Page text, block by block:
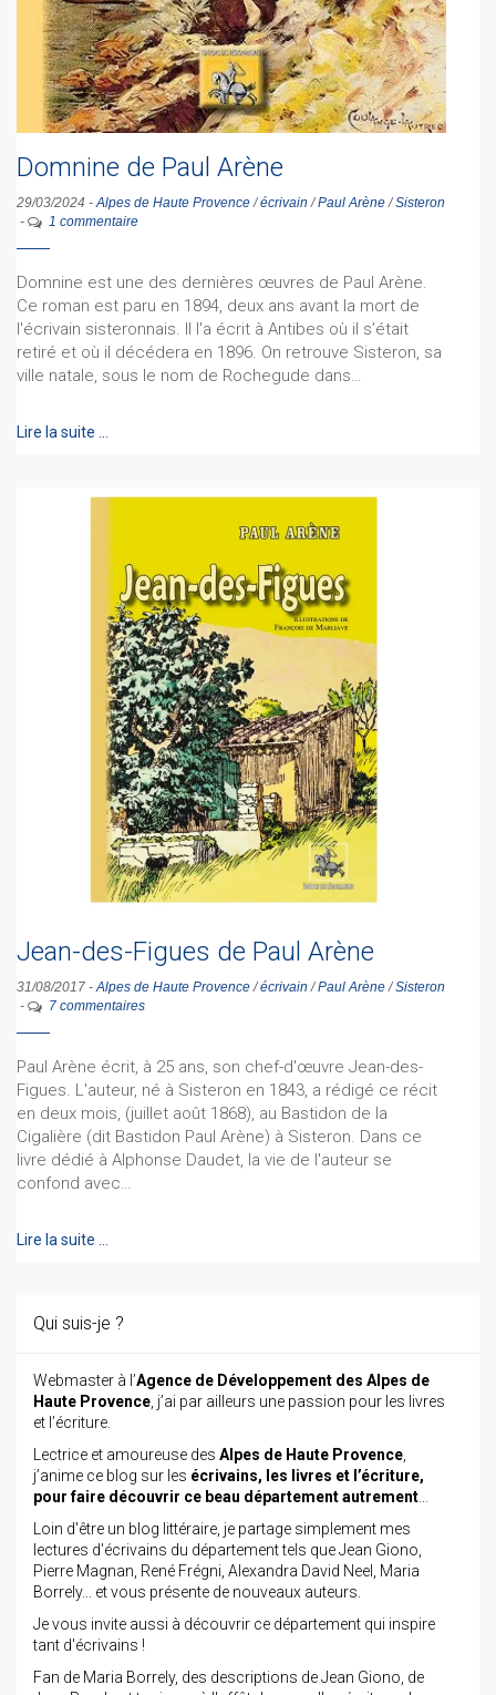
Domnine de Paul Arène
29/03/2024 -Alpes de Haute Provence/écrivain /Paul Arène/Sisteron
-
1 commentaire
Domnine est une des dernières œuvres de Paul Arène.
Ce roman est paru en 1894, deux ans avant la mort de
l'écrivain sisteronnais. Il l'a écrit à Antibes où il s’était
retiré et où il décédera en 1896. On retrouve Sisteron, sa
ville natale, sous le nom de Rochegude dans…
Lire la suite …
Jean-des-Figues de Paul Arène
31/08/2017 -Alpes de Haute Provence/écrivain /Paul Arène/Sisteron
-
7 commentaires
Paul Arène écrit, à 25 ans, son chef-d'œuvre Jean-des-
Figues. L'auteur, né à Sisteron en 1843, a rédigé ce récit
en deux mois, (juillet août 1868), au Bastidon de la
Cigalière (dit Bastidon Paul Arène) à Sisteron. Dans ce
livre dédié à Alphonse Daudet, la vie de l'auteur se
confond avec…
Lire la suite …
Qui suis-je ?
Webmaster à l’Agence de Développement des Alpes de
Haute Provence, j’ai par ailleurs une passion pour les livres
et l’écriture.
Lectrice et amoureuse des Alpes de Haute Provence,
j’anime ce blog sur les écrivains, les livres et l’écriture,
pour faire découvrir ce beau département autrement…
Loin d'être un blog littéraire, je partage simplement mes
lectures d'écrivains du département tels que Jean Giono,
Pierre Magnan, René Frégni, Alexandra David Neel, Maria
Borrely... et vous présente de nouveaux auteurs.
Je vous invite aussi à découvrir ce département qui inspire
tant d'écrivains !
Fan de Maria Borrely, des descriptions de Jean Giono, de